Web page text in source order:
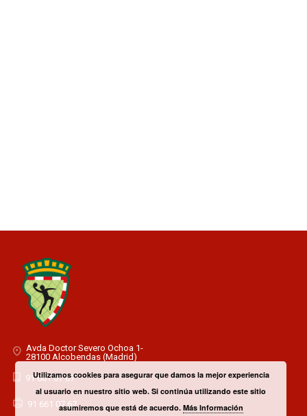
Avda Doctor Severo Ochoa 1-
28100 Alcobendas (Madrid)
91 661 07 67
91 661 07 67
Utilizamos cookies para asegurar que damos la mejor experiencia
al usuario en nuestro sitio web. Si continúa utilizando este sitio
asumiremos que está de acuerdo. Más Información